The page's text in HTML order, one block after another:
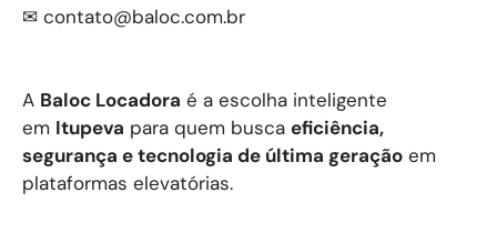
✉ contato@baloc.com.br
A Baloc Locadora é a escolha inteligente
em Itupeva para quem busca eficiência,
segurança e tecnologia de última geração em
plataformas elevatórias.